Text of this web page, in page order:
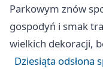
Parkowym znów
gospodyń i smak
wielkich dekoracji,
Dziesiąta